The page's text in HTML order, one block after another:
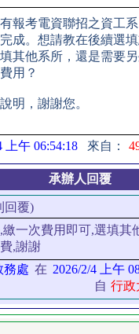
報考電資聯招之資工
成。想請教在後續選
其他系所，還是需要
用？
明，謝謝您。
上午 06:54:18 來自：
承辦人回覆
回覆)
繳一次費用即可,選填其
,謝謝
務處 在 2026/2/4 上午
自 行政